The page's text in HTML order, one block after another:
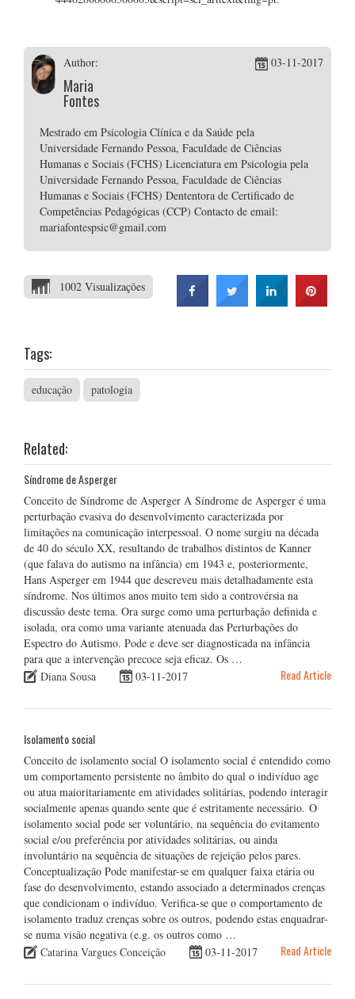
Author:
Maria
Fontes
03-11-2017
Mestrado em Psicologia Clínica e da Saúde pela
Universidade Fernando Pessoa, Faculdade de Ciências
Humanas e Sociais (FCHS) Licenciatura em Psicologia pela
Universidade Fernando Pessoa, Faculdade de Ciências
Humanas e Sociais (FCHS) Dententora de Certificado de
Competências Pedagógicas (CCP) Contacto de email:
mariafontespsic@gmail.com
1002 Visualizações
Tags:
educação patologia
Related:
Síndrome de Asperger
Conceito de Síndrome de Asperger A Síndrome de Asperger é uma
perturbação evasiva do desenvolvimento caracterizada por
limitações na comunicação interpessoal. O nome surgiu na década
de 40 do século XX, resultando de trabalhos distintos de Kanner
(que falava do autismo na infância) em 1943 e, posteriormente,
Hans Asperger em 1944 que descreveu mais detalhadamente esta
síndrome. Nos últimos anos muito tem sido a controvérsia na
discussão deste tema. Ora surge como uma perturbação definida e
isolada, ora como uma variante atenuada das Perturbações do
Espectro do Autismo. Pode e deve ser diagnosticada na infância
para que a intervenção precoce seja eficaz. Os …
Diana Sousa
03-11-2017 Read Article
Isolamento social
Conceito de isolamento social O isolamento social é entendido como
um comportamento persistente no âmbito do qual o indivíduo age
ou atua maioritariamente em atividades solitárias, podendo interagir
socialmente apenas quando sente que é estritamente necessário. O
isolamento social pode ser voluntário, na sequência do evitamento
social e/ou preferência por atividades solitárias, ou ainda
involuntário na sequência de situações de rejeição pelos pares.
Conceptualização Pode manifestar-se em qualquer faixa etária ou
fase do desenvolvimento, estando associado a determinados crenças
que condicionam o indivíduo. Verifica-se que o comportamento de
isolamento traduz crenças sobre os outros, podendo estas enquadrar-
se numa visão negativa (e.g. os outros como …
Catarina Vargues Conceição
03-11-2017 Read Article